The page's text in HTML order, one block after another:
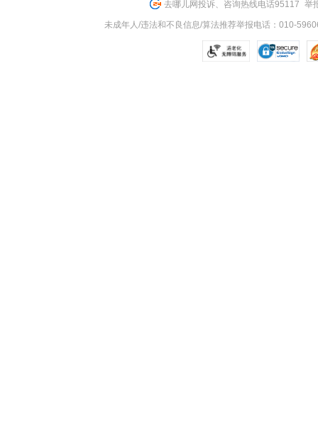
去哪儿网投诉、咨询热线电话95117 举
未成年人/违法和不良信息/算法推荐举报电话：010-